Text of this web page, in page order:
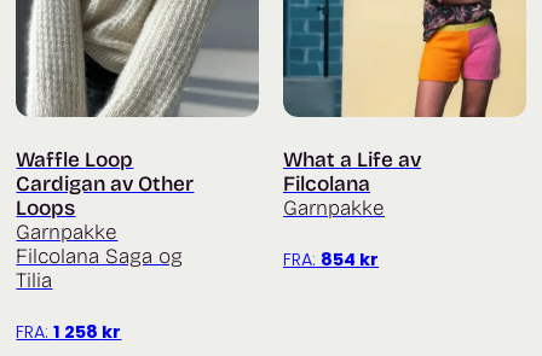
Waffle Loop
Cardigan av Other
Loops
Garnpakke
Filcolana Saga og
Tilia
FRA:1 258 kr
What a Life av
Filcolana
Garnpakke
FRA: 854 kr